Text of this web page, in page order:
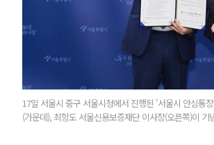
17일 서울시 중구 서울시청에서 진행된 '서울시 안심통
(가운데), 최항도 서울신용보증재단 이사장(오른쪽)이